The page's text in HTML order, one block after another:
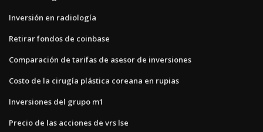
Inversión en radiología
Retirar fondos de coinbase
Comparación de tarifas de asesor de inversiones
Costo de la cirugía plástica coreana en rupias
Inversiones del grupo m1
Precio de las acciones de vrs lse